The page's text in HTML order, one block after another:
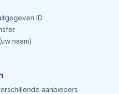
ID
naam)
aanbieders